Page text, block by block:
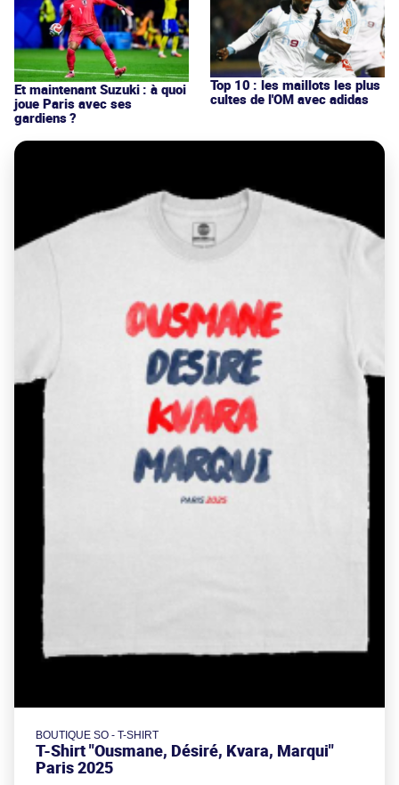
Et maintenant Suzuki : à quoi
joue Paris avec ses
gardiens ?
Top 10 : les maillots les plus
cultes de l'OM avec adidas
BOUTIQUE SO - T-SHIRT
T-Shirt "Ousmane, Désiré, Kvara, Marqui"
Paris 2025